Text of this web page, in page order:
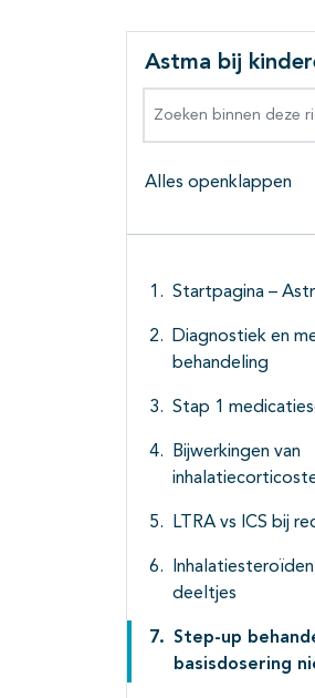
Astma bij
Alles openklappen
Startpagina –
Diagnostiek en
behandeling
Stap 1
Bijwerkingen van
LTRA vs ICS bij
deeltjes
Step-up
basisdosering